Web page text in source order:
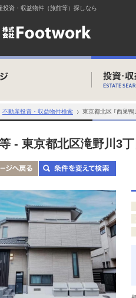
投資・収益物件（旅館等）探しなら
不動産投資・収益物件検索 東京都北区 ｢西巣鴨
- 東京都北区滝野川3